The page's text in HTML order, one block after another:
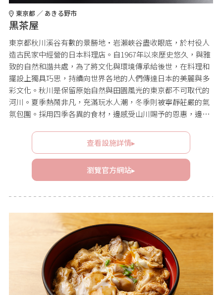
東京都 ／ あきる野市
黒茶屋
東京都秋川溪谷有數的景勝地・岩瀨峽谷盡收眼底，於村役人
造古民家中經營的日本料理店。自1967年以來歷史悠久，與雅
致的自然和諧共處，為了將文化與環境傳承給後世，在料理和
擺設上獨具巧思，持續向世界各地的人們傳達日本的美麗與多
彩文化。秋川是保留原始自然與田園風光的東京都不可取代的
河川。夏季熱鬧非凡，充滿玩水人潮，冬季則被寧靜莊嚴的氣
氛包圍。採用四季各異的食材，邊感受山川賜予的恩惠，邊透
查看設施詳情▸
瀏覽官方網站▸